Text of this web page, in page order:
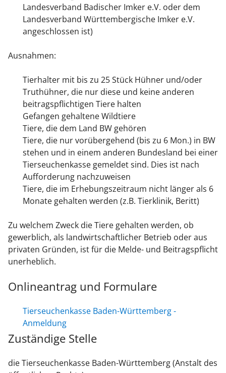
Landesverband Badischer Imker e.V. oder dem
Landesverband Württembergische Imker e.V.
angeschlossen ist)
Ausnahmen:
Tierhalter mit bis zu 25 Stück Hühner und/oder
Truthühner, die nur diese und keine anderen
beitragspflichtigen Tiere halten
Gefangen gehaltene Wildtiere
Tiere, die dem Land BW gehören
Tiere, die nur vorübergehend (bis zu 6 Mon.) in BW
stehen und in einem anderen Bundesland bei einer
Tierseuchenkasse gemeldet sind. Dies ist nach
Aufforderung nachzuweisen
Tiere, die im Erhebungszeitraum nicht länger als 6
Monate gehalten werden (z.B. Tierklinik, Beritt)
Zu welchem Zweck die Tiere gehalten werden, ob
gewerblich, als landwirtschaftlicher Betrieb oder aus
privaten Gründen, ist für die Melde- und Beitragspflicht
unerheblich.
Onlineantrag und Formulare
Tierseuchenkasse Baden-Württemberg -
Anmeldung
Zuständige Stelle
die Tierseuchenkasse Baden-Württemberg (Anstalt des